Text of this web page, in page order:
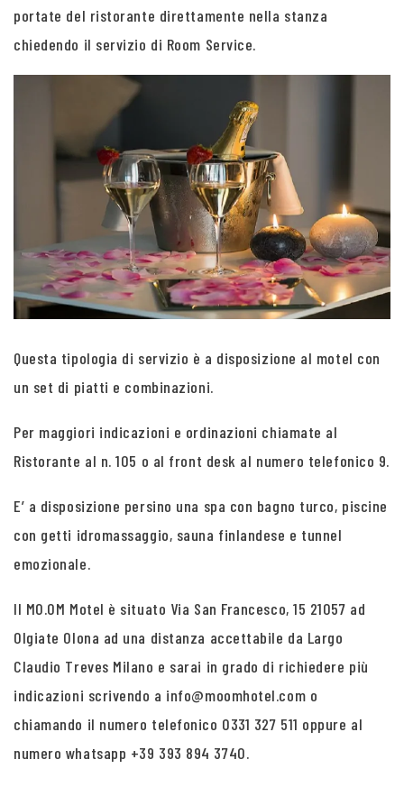
portate del ristorante direttamente nella stanza
chiedendo il servizio di Room Service.
Questa tipologia di servizio è a disposizione al motel con
un set di piatti e combinazioni.
Per maggiori indicazioni e ordinazioni chiamate al
Ristorante al n. 105 o al front desk al numero telefonico 9.
E’ a disposizione persino una spa con bagno turco, piscine
con getti idromassaggio, sauna finlandese e tunnel
emozionale.
Il MO.OM Motel è situato Via San Francesco, 15 21057 ad
Olgiate Olona ad una distanza accettabile da Largo
Claudio Treves Milano e sarai in grado di richiedere più
indicazioni scrivendo a info@moomhotel.com o
chiamando il numero telefonico 0331 327 511 oppure al
numero whatsapp +39 393 894 3740.